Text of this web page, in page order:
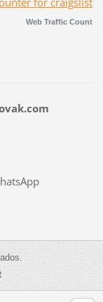
Web Traffic Count